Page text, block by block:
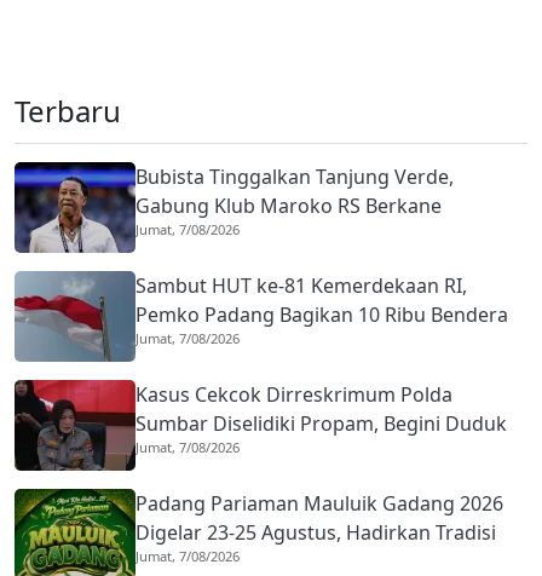
Terbaru
Bubista Tinggalkan Tanjung Verde,
Gabung Klub Maroko RS Berkane
Jumat, 7/08/2026
Sambut HUT ke-81 Kemerdekaan RI,
Pemko Padang Bagikan 10 Ribu Bendera
Merah Putih
Jumat, 7/08/2026
Kasus Cekcok Dirreskrimum Polda
Sumbar Diselidiki Propam, Begini Duduk
Perkaranya
Jumat, 7/08/2026
Padang Pariaman Mauluik Gadang 2026
Digelar 23-25 Agustus, Hadirkan Tradisi
Islam dan Budaya Minangkabau
Jumat, 7/08/2026